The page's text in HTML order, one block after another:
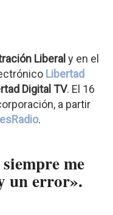
Liberal y en el
Libertad
Digital TV. El 16
a partir
esRadio.
me
un error».